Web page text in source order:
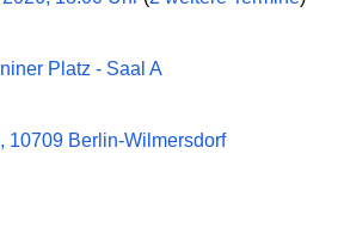
Platz - Saal A
10709 Berlin-Wilmersdorf